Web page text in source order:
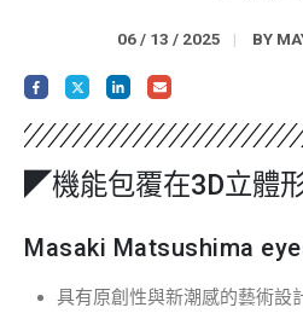
06 / 13 / 2025 BY
◤機能包覆在3D立體
Masaki Matsushima
具有原創性與新潮感的藝術設